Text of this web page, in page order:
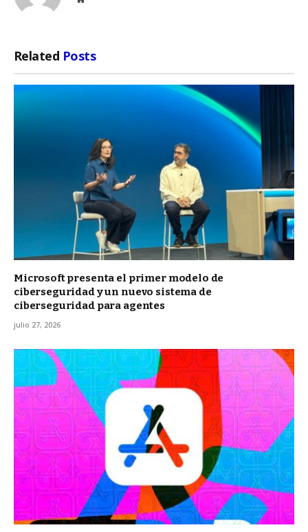
Related Posts
Microsoft presenta el primer modelo de
ciberseguridad y un nuevo sistema de
ciberseguridad para agentes
julio 27, 2026